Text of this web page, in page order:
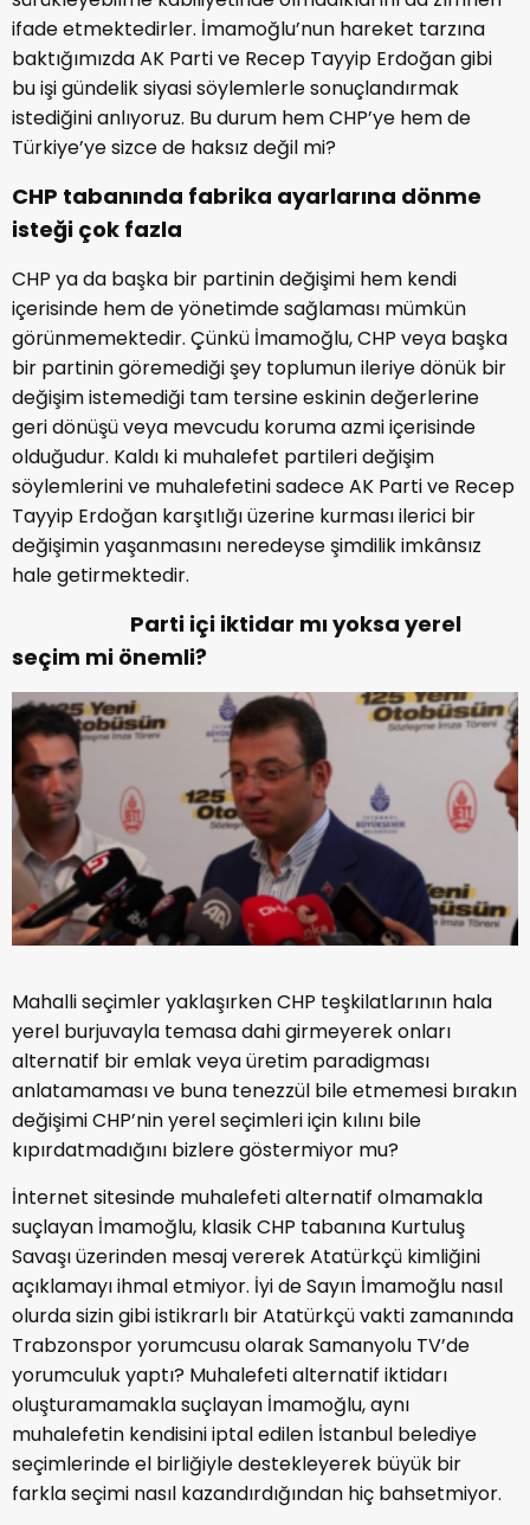
ifade etmektedirler. İmamoğlu’nun hareket tarzına
baktığımızda AK Parti ve Recep Tayyip Erdoğan gibi
bu işi gündelik siyasi söylemlerle sonuçlandırmak
istediğini anlıyoruz. Bu durum hem CHP’ye hem de
Türkiye’ye sizce de haksız değil mi?
CHP tabanında fabrika ayarlarına dönme
isteği çok fazla
CHP ya da başka bir partinin değişimi hem kendi
içerisinde hem de yönetimde sağlaması mümkün
görünmemektedir. Çünkü İmamoğlu, CHP veya başka
bir partinin göremediği şey toplumun ileriye dönük bir
değişim istemediği tam tersine eskinin değerlerine
geri dönüşü veya mevcudu koruma azmi içerisinde
olduğudur. Kaldı ki muhalefet partileri değişim
söylemlerini ve muhalefetini sadece AK Parti ve Recep
Tayyip Erdoğan karşıtlığı üzerine kurması ilerici bir
değişimin yaşanmasını neredeyse şimdilik imkânsız
hale getirmektedir.
Parti içi iktidar mı yoksa yerel
seçim mi önemli?
Mahalli seçimler yaklaşırken CHP teşkilatlarının hala
yerel burjuvayla temasa dahi girmeyerek onları
alternatif bir emlak veya üretim paradigması
anlatamaması ve buna tenezzül bile etmemesi bırakın
değişimi CHP’nin yerel seçimleri için kılını bile
kıpırdatmadığını bizlere göstermiyor mu?
İnternet sitesinde muhalefeti alternatif olmamakla
suçlayan İmamoğlu, klasik CHP tabanına Kurtuluş
Savaşı üzerinden mesaj vererek Atatürkçü kimliğini
açıklamayı ihmal etmiyor. İyi de Sayın İmamoğlu nasıl
olurda sizin gibi istikrarlı bir Atatürkçü vakti zamanında
Trabzonspor yorumcusu olarak Samanyolu TV’de
yorumculuk yaptı? Muhalefeti alternatif iktidarı
oluşturamamakla suçlayan İmamoğlu, aynı
muhalefetin kendisini iptal edilen İstanbul belediye
seçimlerinde el birliğiyle destekleyerek büyük bir
farkla seçimi nasıl kazandırdığından hiç bahsetmiyor.